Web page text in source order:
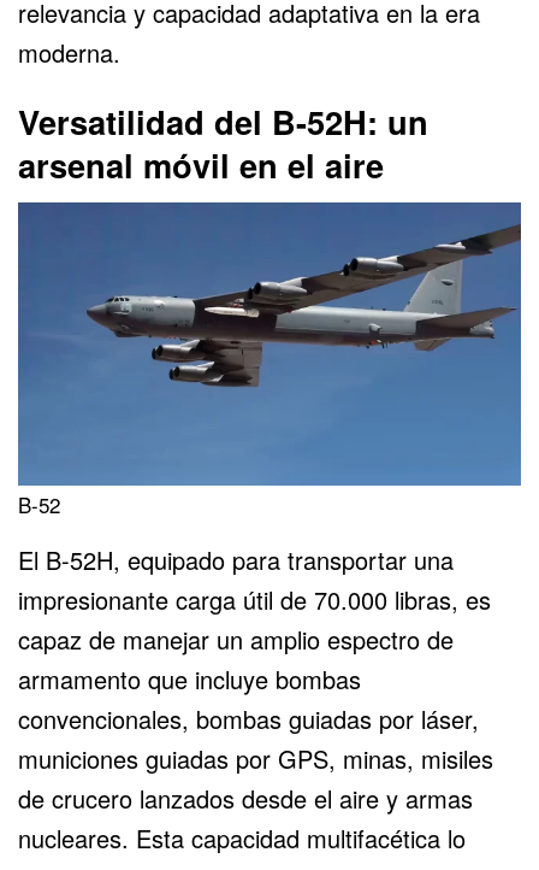
relevancia y capacidad adaptativa en la era
moderna.
Versatilidad del B-52H: un
arsenal móvil en el aire
B-52
El B-52H, equipado para transportar una
impresionante carga útil de 70.000 libras, es
capaz de manejar un amplio espectro de
armamento que incluye bombas
convencionales, bombas guiadas por láser,
municiones guiadas por GPS, minas, misiles
de crucero lanzados desde el aire y armas
nucleares. Esta capacidad multifacética lo